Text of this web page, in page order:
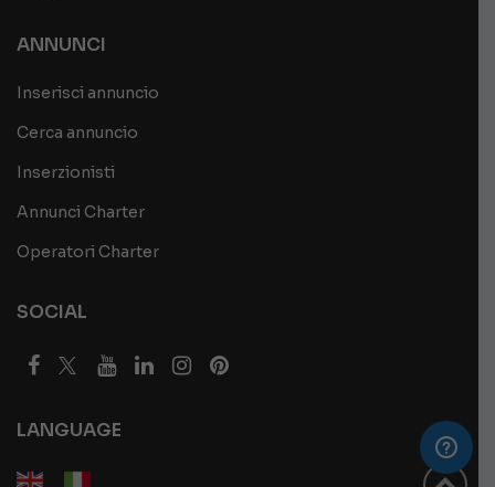
ANNUNCI
Inserisci annuncio
Cerca annuncio
Inserzionisti
Annunci Charter
Operatori Charter
SOCIAL
LANGUAGE